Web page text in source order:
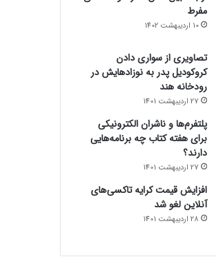
مفرط
10 اردیبهشت 1402
تصاویری از سواری دادن
کروکودیل پدر به نوزادهایش در
رودخانه هند
27 اردیبهشت 1401
پلتفرم‌ها و ناشران الکترونیکی
برای هفته کتاب چه برنامه‌هایی
دارند؟
27 اردیبهشت 1401
افزایش قیمت کرایه تاکسی‌های
آنلاین لغو شد
28 اردیبهشت 1401